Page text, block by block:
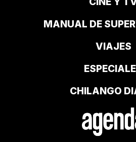
MANUAL DE
VIAJES
CHILANGO